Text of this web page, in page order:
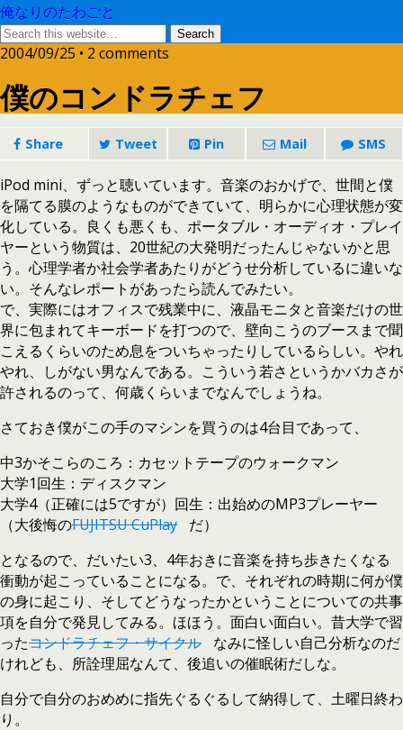
俺なりのたわごと
2004/09/25 • 2 comments
僕のコンドラチェフ
Share Tweet Pin Mail SMS
iPod mini、ずっと聴いています。音楽のおかげで、世間と僕
を隔てる膜のようなものができていて、明らかに心理状態が変
化している。良くも悪くも、ポータブル・オーディオ・プレイ
ヤーという物質は、20世紀の大発明だったんじゃないかと思
う。心理学者か社会学者あたりがどうせ分析しているに違いな
い。そんなレポートがあったら読んでみたい。
で、実際にはオフィスで残業中に、液晶モニタと音楽だけの世
界に包まれてキーボードを打つので、壁向こうのブースまで聞
こえるくらいのため息をついちゃったりしているらしい。やれ
やれ、しがない男なんである。こういう若さというかバカさが
許されるのって、何歳くらいまでなんでしょうね。
さておき僕がこの手のマシンを買うのは4台目であって、
中3かそこらのころ：カセットテープのウォークマン
大学1回生：ディスクマン
大学4（正確には5ですが）回生：出始めのMP3プレーヤー
（大後悔のFUJITSU CuPlay
だ）
となるので、だいたい3、4年おきに音楽を持ち歩きたくなる
衝動が起こっていることになる。で、それぞれの時期に何が僕
の身に起こり、そしてどうなったかということについての共事
項を自分で発見してみる。ほほう。面白い面白い。昔大学で習
ったコンドラチェフ・サイクル
なみに怪しい自己分析なのだ
けれども、所詮理屈なんて、後追いの催眠術だしな。
自分で自分のおめめに指先ぐるぐるして納得して、土曜日終わ
り。